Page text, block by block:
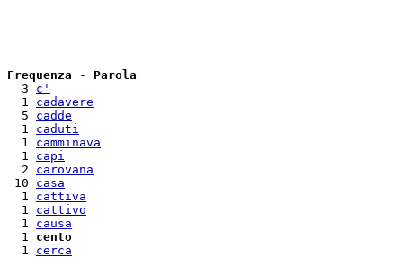
Frequenza - Parola
  3
c'
  1
cadavere
  5
cadde
  1
caduti
  1
camminava
  1
capi
  2
carovana
10 casa
  1
cattiva
  1
cattivo
  1
causa
  1
cento
  1
cerca